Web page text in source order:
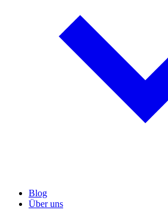
Blog
Über uns